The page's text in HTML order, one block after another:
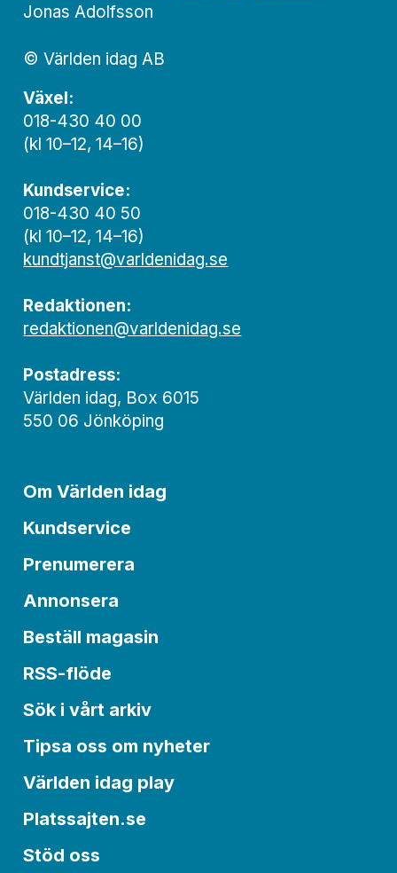
Jonas Adolfsson
© Världen idag AB
Växel:
018-430 40 00
(kl 10–12, 14–16)
Kundservice:
018-430 40 50
(kl 10–12, 14–16)
kundtjanst@varldenidag.se
Redaktionen:
redaktionen@varldenidag.se
Postadress:
Världen idag, Box 6015
550 06 Jönköping
Om Världen idag
Kundservice
Prenumerera
Annonsera
Beställ magasin
RSS-flöde
Sök i vårt arkiv
Tipsa oss om nyheter
Världen idag play
Platssajten.se
Stöd oss